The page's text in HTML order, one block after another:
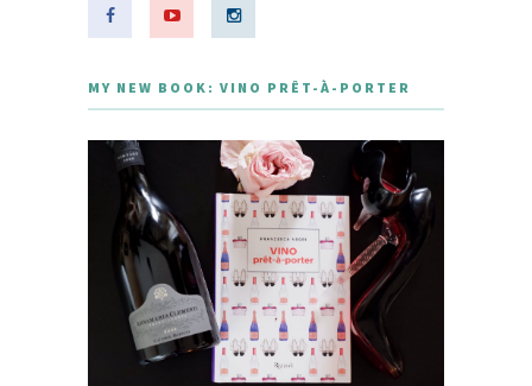
MY NEW BOOK: VINO PRÊT-À-PORTER